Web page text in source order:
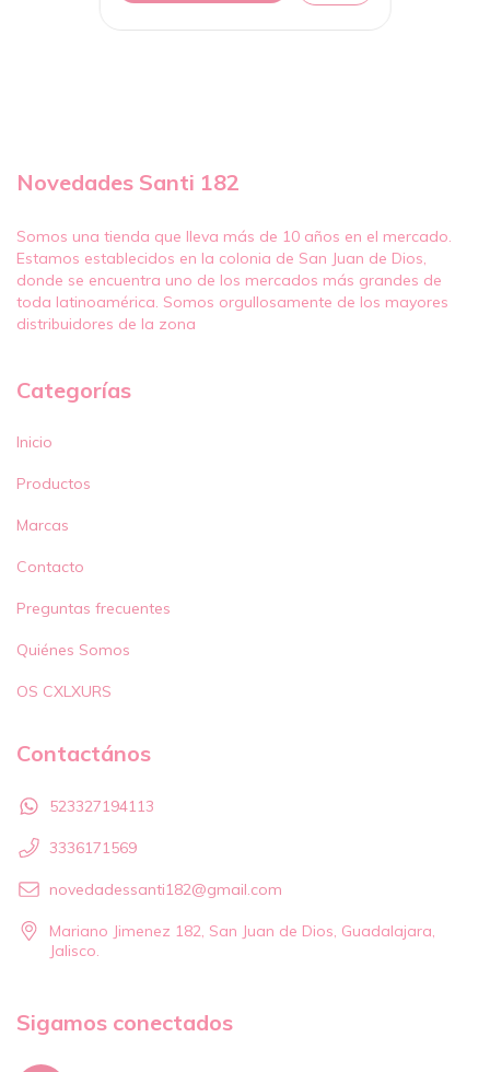
Novedades Santi 182
Somos una tienda que lleva más de 10 años en el mercado.
Estamos establecidos en la colonia de San Juan de Dios,
donde se encuentra uno de los mercados más grandes de
toda latinoamérica. Somos orgullosamente de los mayores
distribuidores de la zona
Categorías
Inicio
Productos
Marcas
Contacto
Preguntas frecuentes
Quiénes Somos
OS CXLXURS
Contactános
523327194113
3336171569
novedadessanti182@gmail.com
Mariano Jimenez 182, San Juan de Dios, Guadalajara,
Jalisco.
Sigamos conectados